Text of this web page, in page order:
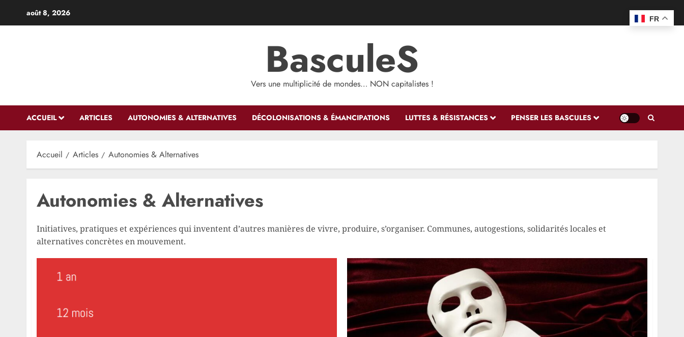
août 8, 2026
BasculeS
Vers une multiplicité de mondes… NON capitalistes !
ACCUEIL ARTICLES AUTONOMIES & ALTERNATIVES DÉCOLONISATIONS & ÉMANCIPATIONS LUTTES & RÉSISTANCES PENSER LES BASCULES
Accueil Articles Autonomies & Alternatives
Autonomies & Alternatives
Initiatives, pratiques et expériences qui inventent d’autres manières de vivre, produire, s’organiser. Communes, autogestions, solidarités locales et
alternatives concrètes en mouvement.
FR